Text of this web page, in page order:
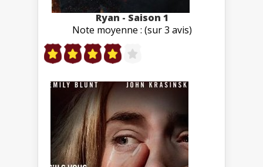
Ryan - Saison 1
Note moyenne : (sur 3 avis)